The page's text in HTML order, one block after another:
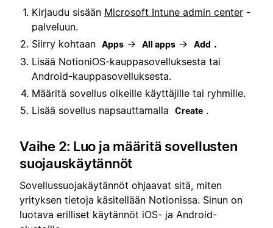
Kirjaudu sisään Microsoft Intune admin center -
palveluun.
Siirry kohtaan Apps → All apps → Add .
Lisää NotioniOS-kauppasovelluksesta tai
Android-kauppasovelluksesta.
Määritä sovellus oikeille käyttäjille tai ryhmille.
Lisää sovellus napsauttamalla
Create .
Vaihe 2: Luo ja määritä sovellusten
suojauskäytännöt
Sovellussuojakäytännöt ohjaavat sitä, miten
yrityksen tietoja käsitellään Notionissa. Sinun on
luotava erilliset käytännöt iOS- ja Android-